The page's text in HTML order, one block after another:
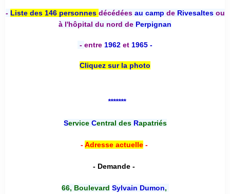
- Liste des 146 personnes décédées au camp deRivesaltesou
à l'hôpital du nord de Perpignan
- entre 1962 et 1965 -
Cliquez sur la photo
*******
Service Central desRapatriés
-Adresse actuelle-
- Demande -
66, Boulevard Sylvain Dumon,